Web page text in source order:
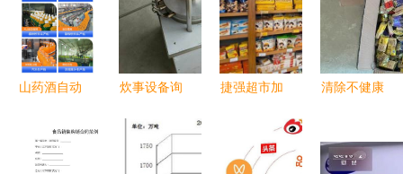
山药酒自动
绍 中意隆
山药酒生产
炊事设备询
何选择可靠
厂家与供应
捷强超市加
营费用详解
清除不健康
广州佛山过
期食品问题